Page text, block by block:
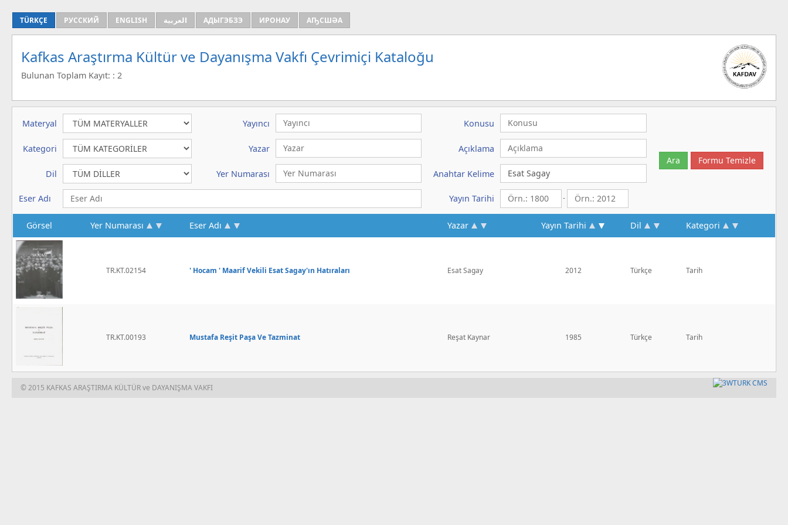
TÜRKÇE РУССКИЙ ENGLISH العربية АДЫГЭБЗЭ ИРОНАУ АҦСШӘА
Kafkas Araştırma Kültür ve Dayanışma Vakfı Çevrimiçi Kataloğu
Bulunan Toplam Kayıt: : 2
Materyal Yayıncı Konusu
Kategori Yazar Açıklama
Dil Yer Numarası Anahtar Kelime
Eser Adı Yayın Tarihi -
Görsel Yer Numarası Eser Adı Yazar Yayın Tarihi Dil Kategori
TR.KT.02154 ' Hocam ' Maarif Vekili Esat Sagay'ın Hatıraları Esat Sagay 2012 Türkçe Tarih
TR.KT.00193 Mustafa Reşit Paşa Ve Tazminat Reşat Kaynar 1985 Türkçe Tarih
© 2015 KAFKAS ARAŞTIRMA KÜLTÜR ve DAYANIŞMA VAKFI